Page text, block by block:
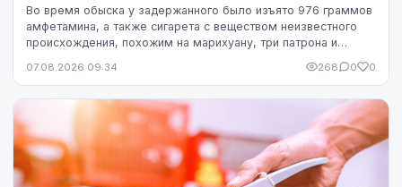
Во время обыска у задержанного было изъято 976 граммов
амфетамина, а также сигарета с веществом неизвестного
происхождения, похожим на марихуану, три патрона и
07.08.2026 09:34 268 0 0